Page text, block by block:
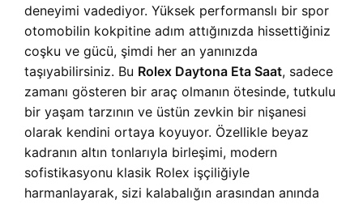
deneyimi vadediyor. Yüksek performanslı bir spor
otomobilin kokpitine adım attığınızda hissettiğiniz
coşku ve gücü, şimdi her an yanınızda
taşıyabilirsiniz. Bu Rolex Daytona Eta Saat, sadece
zamanı gösteren bir araç olmanın ötesinde, tutkulu
bir yaşam tarzının ve üstün zevkin bir nişanesi
olarak kendini ortaya koyuyor. Özellikle beyaz
kadranın altın tonlarıyla birleşimi, modern
sofistikasyonu klasik Rolex işçiliğiyle
harmanlayarak, sizi kalabalığın arasından anında